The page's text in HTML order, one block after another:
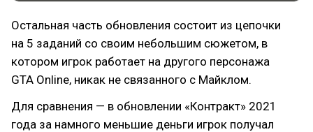
Остальная часть обновления состоит из цепочки
на 5 заданий со своим небольшим сюжетом, в
котором игрок работает на другого персонажа
GTA Online, никак не связанного с Майклом.
Для сравнения — в обновлении «Контракт» 2021
года за намного меньшие деньги игрок получал